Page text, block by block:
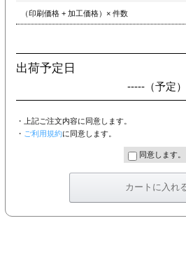
（印刷価格 + 加工価格）× 件数
出荷予定日
-----（予定）
・上記ご注文内容に同意します。
・ ご利用規約に同意します。
同意します。